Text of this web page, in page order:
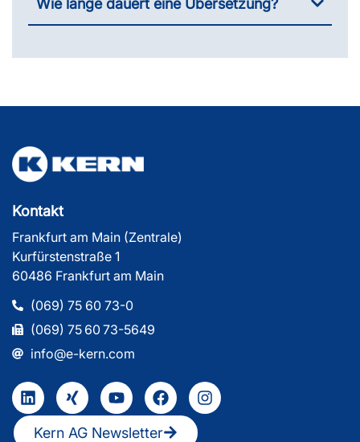
Wie lange dauert eine Übersetzung?
Kontakt
Frankfurt am Main (Zentrale)
Kurfürstenstraße 1
60486 Frankfurt am Main
(069) 75 60 73-0
(069) 75 60 73-5649
info@e-kern.com
Kern AG Newsletter